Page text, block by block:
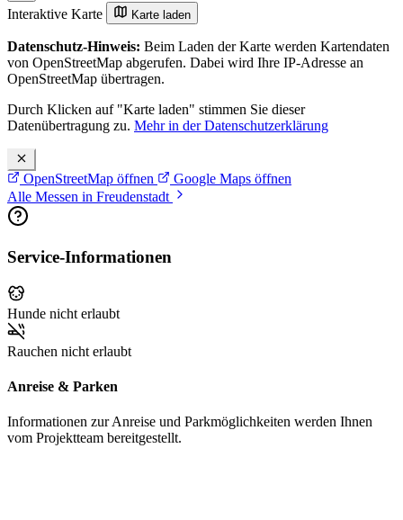
Interaktive Karte Karte laden
Datenschutz-Hinweis: Beim Laden der Karte werden Kartendaten
von OpenStreetMap abgerufen. Dabei wird Ihre IP-Adresse an
OpenStreetMap übertragen.
Durch Klicken auf "Karte laden" stimmen Sie dieser
Datenübertragung zu. Mehr in der Datenschutzerklärung
OpenStreetMap öffnen
Google Maps öffnen
Alle Messen in Freudenstadt
Service-Informationen
Hunde nicht erlaubt
Rauchen nicht erlaubt
Anreise & Parken
Informationen zur Anreise und Parkmöglichkeiten werden Ihnen
vom Projektteam bereitgestellt.